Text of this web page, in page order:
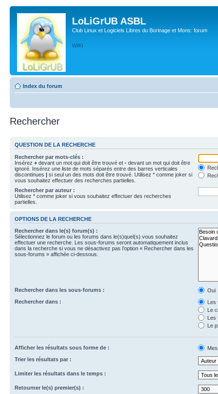
LoLiGrUB ASBL
Club Linux et Logiciels Libres du Borinage et Mons: forum
WIKI
Index du forum
Rechercher
QUESTION DE LA RECHERCHE
Rechercher par mots-clés :
Insérez + devant un mot qui doit être trouvé et - devant un mot qui doit être
ignoré. Insérez une liste de mots séparés entre des barres verticales
discontinues | si seul un des mots doit être trouvé. Utilisez * comme joker si
vous souhaitez effectuer des recherches partielles.
Rechercher par auteur :
Utilisez * comme joker si vous souhaitez effectuer des recherches
partielles.
OPTIONS DE LA RECHERCHE
Rechercher dans le(s) forum(s) :
Sélectionnez le forum ou les forums dans le(s)quel(s) vous souhaitez
effectuer une recherche. Les sous-forums seront automatiquement inclus
dans la recherche si vous ne désactivez pas l’option « Rechercher dans les
sous-forums » affichée ci-dessous.
Rechercher dans les sous-forums :
Oui
Rechercher dans :
Les
Le
Les
Le
Afficher les résultats sous forme de :
Trier les résultats par :
Limiter les résultats dans le temps :
Retourner le(s) premier(s) :